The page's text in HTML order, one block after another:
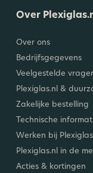
Over
Over ons
Bedrijfsgegevens
Veelgestelde
Plexiglas.nl &
Zakelijke bestelling
Technische
Werken bij
Plexiglas.nl in de
Acties & kortingen